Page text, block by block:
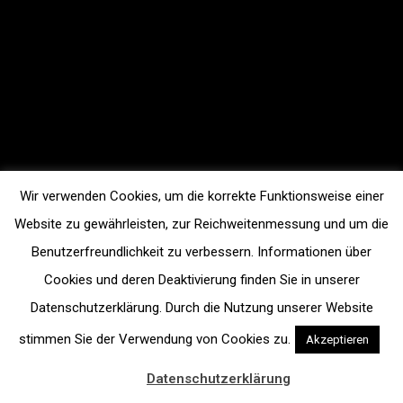
Wir verwenden Cookies, um die korrekte Funktionsweise einer
Website zu gewährleisten, zur Reichweitenmessung und um die
Benutzerfreundlichkeit zu verbessern. Informationen über
Cookies und deren Deaktivierung finden Sie in unserer
Datenschutzerklärung. Durch die Nutzung unserer Website
stimmen Sie der Verwendung von Cookies zu.
Akzeptieren
Datenschutzerklärung